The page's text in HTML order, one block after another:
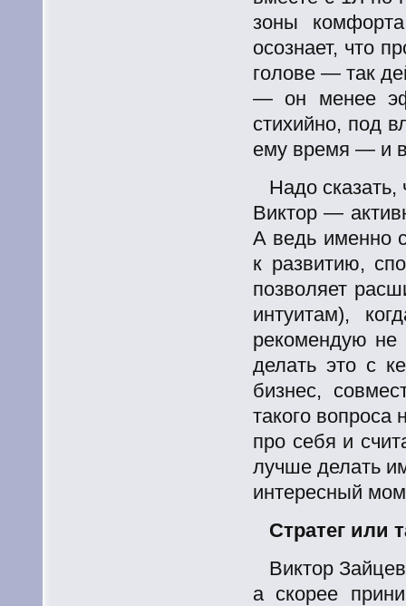
зоны
осознает, что
голове — так
— он менее
стихийно, под
ему время — и
Надо
Виктор —
А ведь именно
к развитию,
позволяет
интуитам),
рекомендую не
делать это с
бизнес,
такого вопроса
про себя и
лучше делать
интересный
Стратег или
Виктор
а скорее